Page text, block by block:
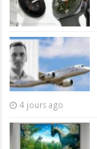
4 jours ago